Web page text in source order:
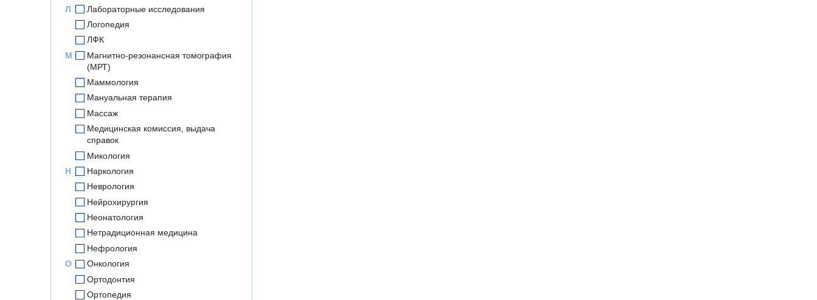
Л
Лабораторные исследования
Логопедия
ЛФК
М
Магнитно-резонансная томография
(МРТ)
Маммология
Мануальная терапия
Массаж
Медицинская комиссия, выдача
справок
Микология
Н
Наркология
Неврология
Нейрохирургия
Неонатология
Нетрадиционная медицина
Нефрология
О
Онкология
Ортодонтия
Ортопедия